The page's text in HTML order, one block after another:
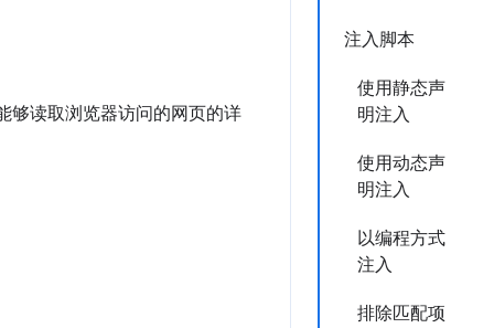
注入脚本
使用静态声
明注入
使用动态声
明注入
以编程方式
注入
排除匹配项
够读取浏览器访问的网页的详